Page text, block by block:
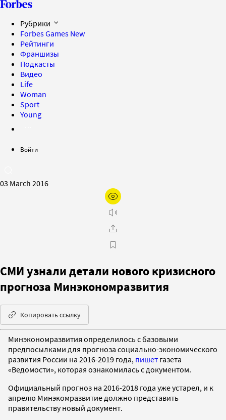
Рубрики
Forbes Games New
Рейтинги
Франшизы
Подкасты
Видео
Life
Woman
Sport
Young
Войти
03 March 2016
СМИ узнали детали нового кризисного
прогноза Минэкономразвития
Копировать ссылку
Минэкономразвития определилось с базовыми
предпосылками для прогноза социально-экономического
развития России на 2016-2019 года, пишет газета
«Ведомости», которая ознакомилась с документом.
Официальный прогноз на 2016-2018 года уже устарел, и к
апрелю Минэкомразвитие должно представить
правительству новый документ.